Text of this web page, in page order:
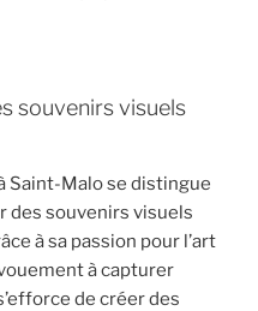
souvenirs visuels
Saint-Malo se distingue
des souvenirs visuels
à sa passion pour l’art
à capturer
de créer des